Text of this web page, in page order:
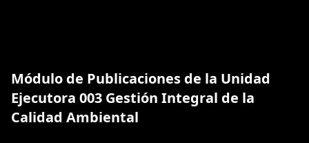
Módulo de Publicaciones de la Unidad
Ejecutora 003 Gestión Integral de la
Calidad Ambiental